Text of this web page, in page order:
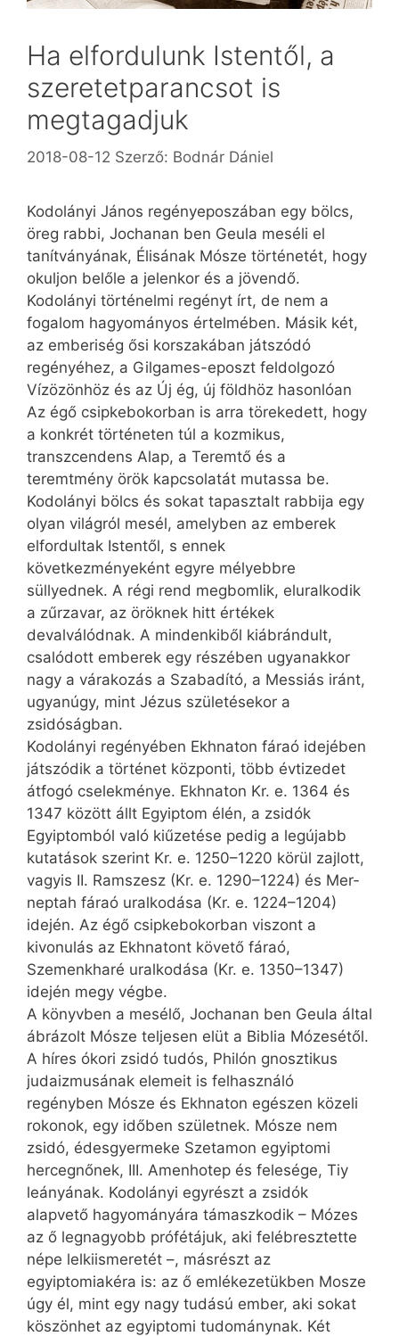
Ha elfordulunk Istentől, a
szeretetparancsot is
megtagadjuk
2018-08-12 Szerző: Bodnár Dániel
Kodolányi János regényeposzában egy bölcs,
öreg rabbi, Jochanan ben Geula meséli el
tanítványának, Élisának Mósze történetét, hogy
okuljon belőle a jelenkor és a jövendő.
Kodolányi történelmi regényt írt, de nem a
fogalom hagyományos értelmében. Másik két,
az emberiség ősi korszakában játszódó
regényéhez, a Gilgames-eposzt feldolgozó
Vízözönhöz és az Új ég, új földhöz hasonlóan
Az égő csipkebokorban is arra törekedett, hogy
a konkrét történeten túl a kozmikus,
transzcendens Alap, a Teremtő és a
teremtmény örök kapcsolatát mutassa be.
Kodolányi bölcs és sokat tapasztalt rabbija egy
olyan világról mesél, amelyben az emberek
elfordultak Istentől, s ennek
következményeként egyre mélyebbre
süllyednek. A régi rend megbomlik, eluralkodik
a zűrzavar, az öröknek hitt értékek
devalválódnak. A mindenkiből kiábrándult,
csalódott emberek egy részében ugyanakkor
nagy a várakozás a Szabadító, a Messiás iránt,
ugyanúgy, mint Jézus születésekor a
zsidóságban.
Kodolányi regényében Ekhnaton fáraó idejében
játszódik a történet központi, több évtizedet
átfogó cselekménye. Ekhnaton Kr. e. 1364 és
1347 között állt Egyiptom élén, a zsidók
Egyiptomból való kiűzetése pedig a legújabb
kutatások szerint Kr. e. 1250–1220 körül zajlott,
vagyis II. Ramszesz (Kr. e. 1290–1224) és Mer­
neptah fáraó uralkodása (Kr. e. 1224–1204)
idején. Az égő csipkebokorban viszont a
kivonulás az Ekhna­tont követő fáraó,
Szemenkharé uralkodása (Kr. e. 1350–1347)
idején megy végbe.
A könyvben a mesélő, Jochanan ben Geula által
ábrázolt Mósze teljesen elüt a Biblia Mózesétől.
A híres ókori zsidó tudós, Philón gnosztikus
judaizmusának elemeit is felhasználó
regényben Mósze és Ekhnaton egészen közeli
rokonok, egy időben születnek. Mósze nem
zsidó, édes­gyermeke Szetamon egyiptomi
hercegnőnek, III. Amenhotep és felesége, Tiy
leányának. Kodolányi egyrészt a zsidók
alapvető hagyományára támaszkodik – Mózes
az ő legnagyobb prófétájuk, aki felébresztette
népe lelkiismeretét –, másrészt az
egyiptomiakéra is: az ő emlékezetükben Mosze
úgy él, mint egy nagy tudású ember, aki sokat
köszönhet az egyiptomi tudománynak. Két